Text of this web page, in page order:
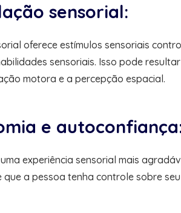
sensorial:
oferece estímulos sensoriais
sensoriais. Isso pode
motora e a percepção espacial.
e
experiência sensorial mais
que a pessoa tenha controle sobre